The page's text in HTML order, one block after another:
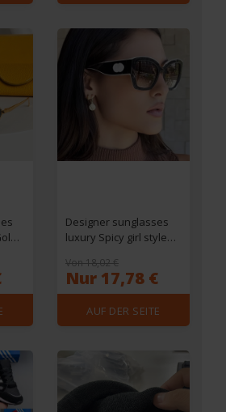
Designer sunglasses
luxury Spicy girl style
Sexy trend men gift
glasses Beach shading
UV protection polarized
glasses with box c1004
Von 18,02 €
Nur 17,78 €
AUF DER SEITE